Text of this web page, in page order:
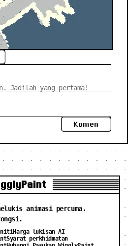
Jadilah yang pertama!
Komen
animasi percuma.
Harga lukisan AI
Syarat perkhidmatan